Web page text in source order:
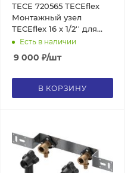
TECE 720565 TECEflex
Монтажный узел
TECEflex 16 х 1/2'' для
дистанционного
подключиения
сместителя, бронза
Есть в наличии
9 000 ₽/шт
В КОРЗИНУ